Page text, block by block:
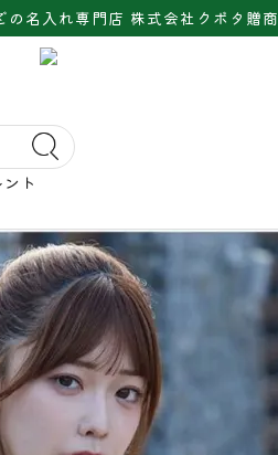
の名入れ専門店 株式会社クボタ贈商
ント